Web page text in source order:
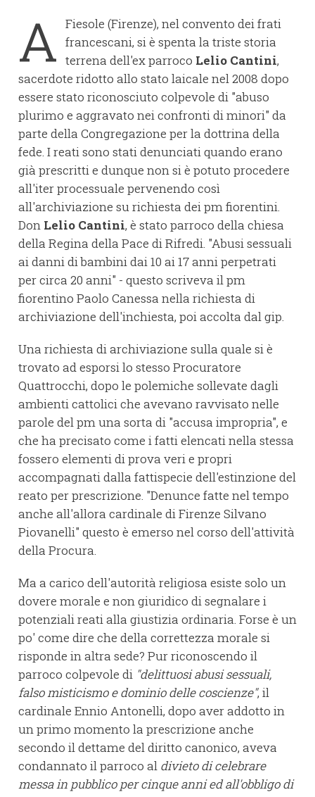
A Fiesole (Firenze), nel convento dei frati
francescani, si è spenta la triste storia
terrena dell'ex parroco Lelio Cantini,
sacerdote ridotto allo stato laicale nel 2008 dopo
essere stato riconosciuto colpevole di "abuso
plurimo e aggravato nei confronti di minori" da
parte della Congregazione per la dottrina della
fede. I reati sono stati denunciati quando erano
già prescritti e dunque non si è potuto procedere
all'iter processuale pervenendo così
all'archiviazione su richiesta dei pm fiorentini.
Don Lelio Cantini, è stato parroco della chiesa
della Regina della Pace di Rifredi. "Abusi sessuali
ai danni di bambini dai 10 ai 17 anni perpetrati
per circa 20 anni" - questo scriveva il pm
fiorentino Paolo Canessa nella richiesta di
archiviazione dell'inchiesta, poi accolta dal gip.
Una richiesta di archiviazione sulla quale si è
trovato ad esporsi lo stesso Procuratore
Quattrocchi, dopo le polemiche sollevate dagli
ambienti cattolici che avevano ravvisato nelle
parole del pm una sorta di "accusa impropria", e
che ha precisato come i fatti elencati nella stessa
fossero elementi di prova veri e propri
accompagnati dalla fattispecie dell'estinzione del
reato per prescrizione. "Denunce fatte nel tempo
anche all'allora cardinale di Firenze Silvano
Piovanelli" questo è emerso nel corso dell'attività
della Procura.
Ma a carico dell'autorità religiosa esiste solo un
dovere morale e non giuridico di segnalare i
potenziali reati alla giustizia ordinaria. Forse è un
po' come dire che della correttezza morale si
risponde in altra sede? Pur riconoscendo il
parroco colpevole di "delittuosi abusi sessuali,
falso misticismo e dominio delle coscienze", il
cardinale Ennio Antonelli, dopo aver addotto in
un primo momento la prescrizione anche
secondo il dettame del diritto canonico, aveva
condannato il parroco al divieto di celebrare
messa in pubblico per cinque anni ed all'obbligo di